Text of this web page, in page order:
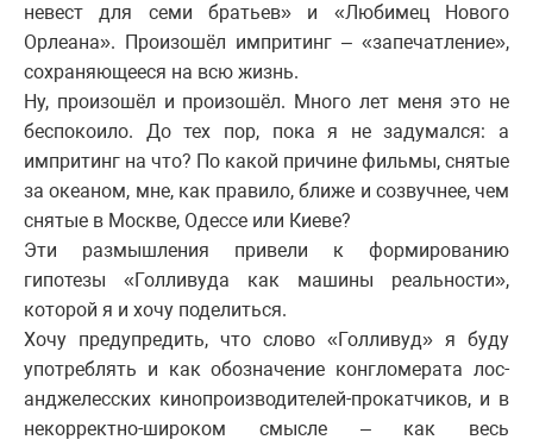
невест для семи братьев» и «Любимец Нового
Орлеана». Произошёл импритинг – «запечатление»,
сохраняющееся на всю жизнь.
Ну, произошёл и произошёл. Много лет меня это не
беспокоило. До тех пор, пока я не задумался: а
импритинг на что? По какой причине фильмы, снятые
за океаном, мне, как правило, ближе и созвучнее, чем
снятые в Москве, Одессе или Киеве?
Эти размышления привели к формированию
гипотезы «Голливуда как машины реальности»,
которой я и хочу поделиться.
Хочу предупредить, что слово «Голливуд» я буду
употреблять и как обозначение конгломерата лос-
анджелесских кинопроизводителей-прокатчиков, и в
некорректно-широком смысле – как весь